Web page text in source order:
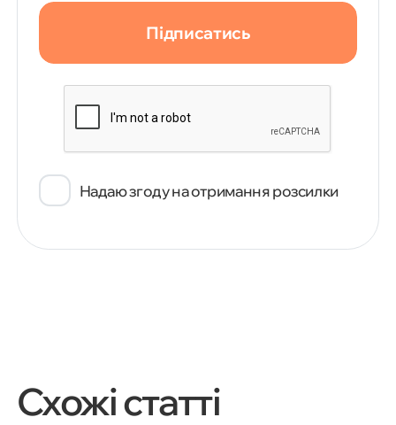
Підписатись
Надаю згоду на отримання розсилки
Схожі статті